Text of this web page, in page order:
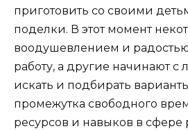
приготовить со своими
поделки. В этот момент
воодушевлением и
работу, а другие начинают с
искать и подбирать
промежутка свободного
ресурсов и навыков в сфере